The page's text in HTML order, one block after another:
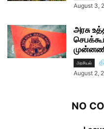
August 3,
அரசு
அரசியல்
August 2,
NO